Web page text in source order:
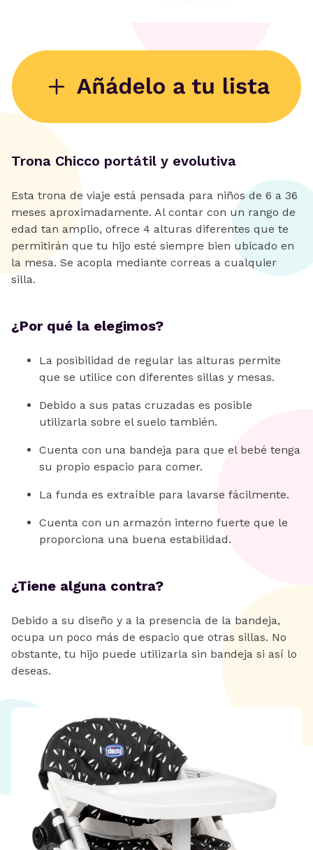
Trona Chicco portátil y evolutiva
Esta trona de viaje está pensada para niños de 6 a 36
meses aproximadamente. Al contar con un rango de
edad tan amplio, ofrece 4 alturas diferentes que te
permitirán que tu hijo esté siempre bien ubicado en
la mesa. Se acopla mediante correas a cualquier
silla.
¿Por qué la elegimos?
La posibilidad de regular las alturas permite
que se utilice con diferentes sillas y mesas.
Debido a sus patas cruzadas es posible
utilizarla sobre el suelo también.
Cuenta con una bandeja para que el bebé tenga
su propio espacio para comer.
La funda es extraíble para lavarse fácilmente.
Cuenta con un armazón interno fuerte que le
proporciona una buena estabilidad.
¿Tiene alguna contra?
Debido a su diseño y a la presencia de la bandeja,
ocupa un poco más de espacio que otras sillas. No
obstante, tu hijo puede utilizarla sin bandeja si así lo
deseas.